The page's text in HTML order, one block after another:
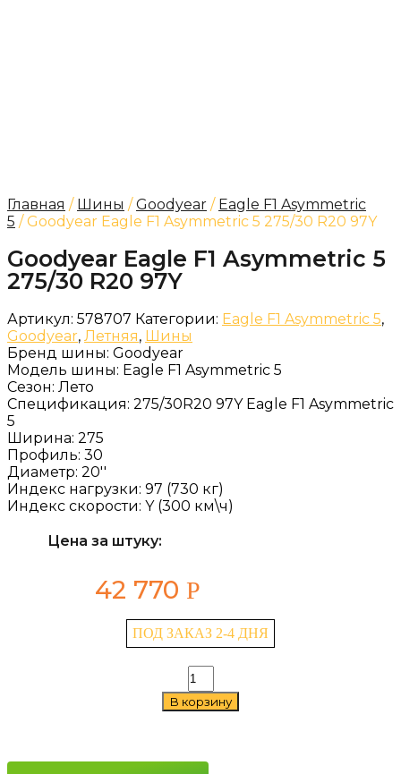
Главная / Шины /Goodyear / Eagle F1 Asymmetric
5 / Goodyear Eagle F1 Asymmetric 5 275/30 R20 97Y
Goodyear Eagle F1 Asymmetric 5
275/30 R20 97Y
Артикул: 578707 Категории: Eagle F1 Asymmetric 5,
Goodyear, Летняя, Шины
Бренд шины: Goodyear
Модель шины: Eagle F1 Asymmetric 5
Сезон: Лето
Спецификация: 275/30R20 97Y Eagle F1 Asymmetric
5
Ширина: 275
Профиль: 30
Диаметр: 20''
Индекс нагрузки: 97 (730 кг)
Индекс скорости: Y (300 км\ч)
Цена за штуку:
42 770 Р
ПОД ЗАКАЗ 2-4 ДНЯ
Количество
товара
Goodyear
В корзину